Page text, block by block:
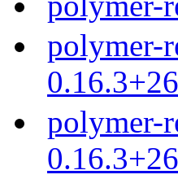
polymer-
polymer-